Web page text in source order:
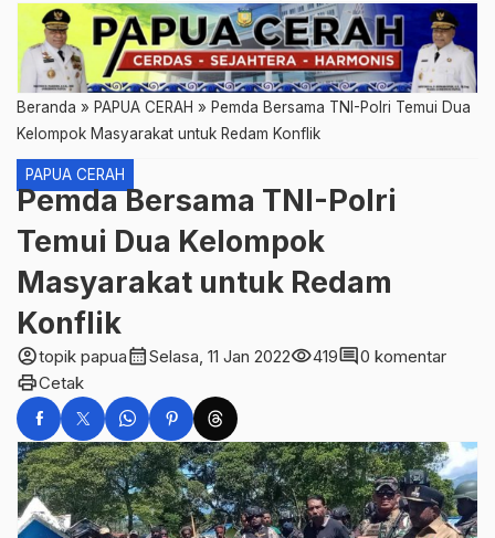
Beranda » PAPUA CERAH » Pemda Bersama TNI-Polri Temui Dua
Kelompok Masyarakat untuk Redam Konflik
PAPUA CERAH
Pemda Bersama TNI-Polri
Temui Dua Kelompok
Masyarakat untuk Redam
Konflik
account_circletopik papuacalendar_monthSelasa, 11 Jan 2022visibility419comment0 komentar
printCetak